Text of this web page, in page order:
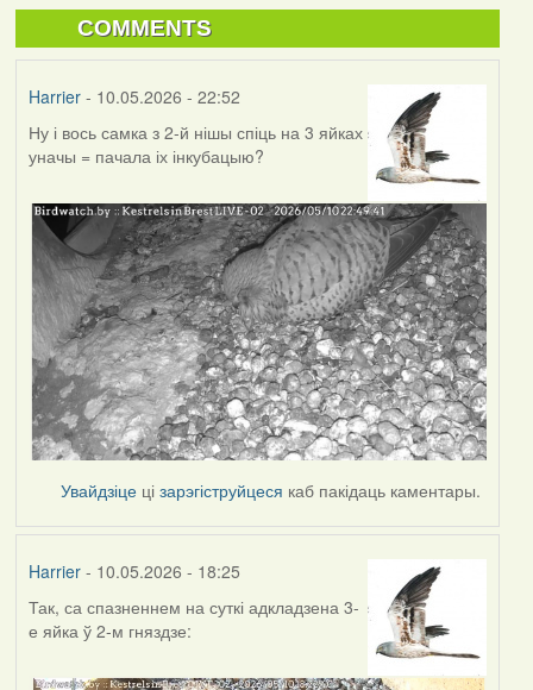
COMMENTS
Harrier- 10.05.2026 - 22:52
Ну і вось самка з 2-й нішы спіць на 3 яйках
уначы = пачала іх інкубацыю?
Увайдзіце цізарэгіструйцеся каб пакідаць каментары.
Harrier- 10.05.2026 - 18:25
Так, са спазненнем на суткі адкладзена 3-
е яйка ў 2-м гняздзе: